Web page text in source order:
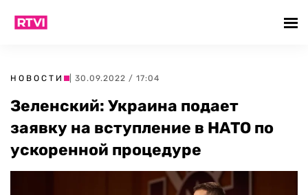
НОВОСТИ | 30.09.2022 / 17:04
Зеленский: Украина подает
заявку на вступление в НАТО по
ускоренной процедуре